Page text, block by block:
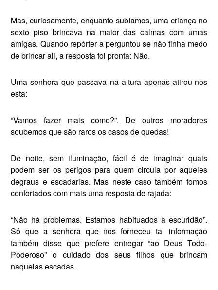
Mas, curiosamente, enquanto subíamos, uma criança no
sexto piso brincava na maior das cal­mas com umas
amigas. Quando repórter a perguntou se não tinha medo
de brincar ali, a resposta foi pronta: Não.
Uma senhora que passava na altura apenas atirou-nos
esta:
“Vamos fazer mais como?”. De outros moradores
soubemos que são raros os casos de quedas!
De noite, sem iluminação, fácil é de imaginar quais
podem ser os perigos para quem circula por aqueles
degraus e escadarias. Mas neste caso também fomos
confortados com mais uma res­posta de rajada:
“Não há problemas. Estamos habituados à escuridão”.
Só que a senhora que nos forneceu tal infor­mação
também disse que prefere entregar “ao Deus Todo-
Poderoso” o cuidado dos seus filhos que brincam
naquelas escadas.